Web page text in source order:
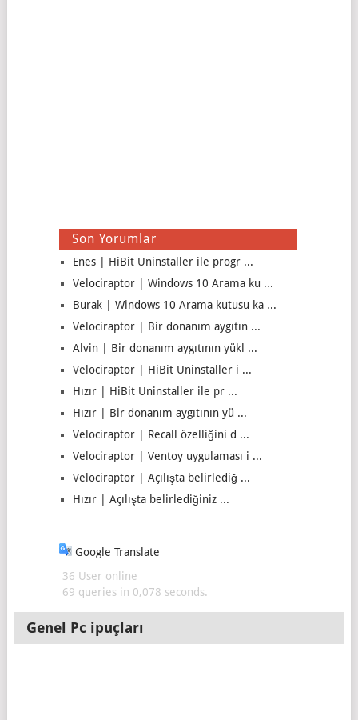
Son Yorumlar
Enes | HiBit Uninstaller ile progr ...
Velociraptor | Windows 10 Arama ku ...
Burak | Windows 10 Arama kutusu ka ...
Velociraptor | Bir donanım aygıtın ...
Alvin | Bir donanım aygıtının yükl ...
Velociraptor | HiBit Uninstaller i ...
Hızır | HiBit Uninstaller ile pr ...
Hızır | Bir donanım aygıtının yü ...
Velociraptor | Recall özelliğini d ...
Velociraptor | Ventoy uygulaması i ...
Velociraptor | Açılışta belirlediğ ...
Hızır | Açılışta belirlediğiniz ...
Google Translate
36 User online
69 queries in 0,078 seconds.
Genel Pc ipuçları